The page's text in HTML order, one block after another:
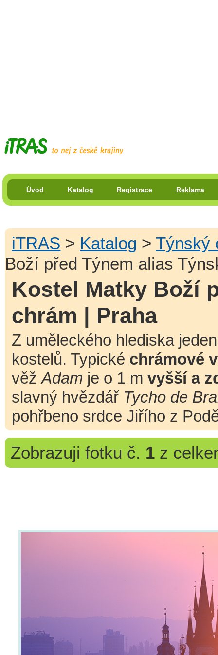
Úvod Katalog Registrace Reklama
iTRAS > Katalog >Týnský
Boží před Týnem alias
Kostel Matky Boží
chrám | Praha
Z uměleckého hlediska
kostelů. Typické chrámové
věžAdam je o 1 m vyšší a
slavný hvězdář Tycho de
pohřbeno srdce Jiřího z
Zobrazuji fotku č. 1z